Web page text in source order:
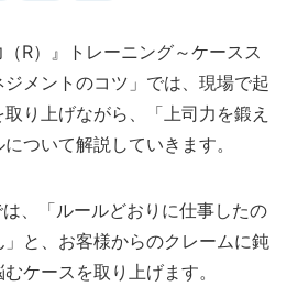
R）』トレーニング～ケースス
メントのコツ」では、現場で起
り上げながら、「上司力を鍛え
ついて解説していきます。
、「ルールどおりに仕事したの
と、お客様からのクレームに鈍
ケースを取り上げます。